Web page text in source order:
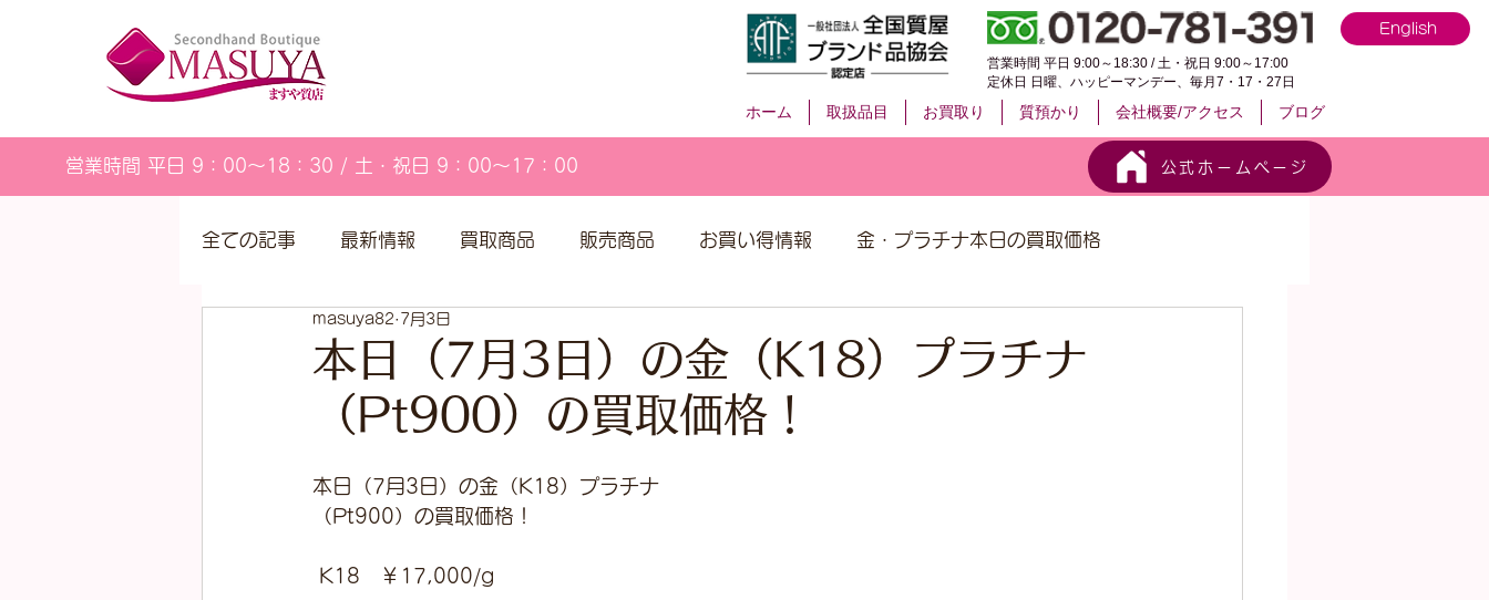
English
営業時間 平日 9:00～18:30 / 土・祝日 9:00～17:00
定休日 日曜、ハッピーマンデー、毎月7・17・27日
ホーム 取扱品目 お買取り 質預かり 会社概要/アクセス ブログ
営業時間 平日 9：00～18：30 / 土・祝日 9：00～17：00 公式ホームページ
全ての記事 最新情報 買取商品 販売商品 お買い得情報 金・プラチナ本日の買取価格
営業カレンダー
本日（7月3日）の金（K18）プラチナ
（Pt900）の買取価格！
masuya82 7月3日
本日（7月3日）の金（K18）プラチナ
（Pt900）の買取価格！
K18　￥17,000/g